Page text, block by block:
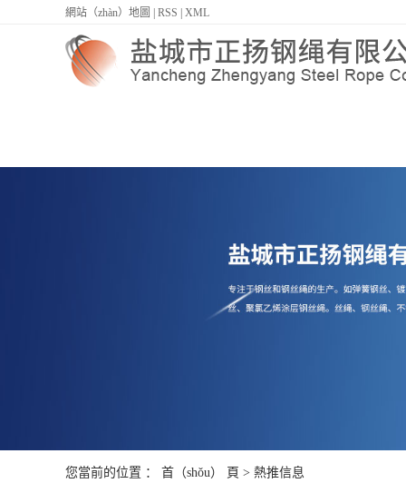
網站（zhàn）地圖 RSS XML
您當前的位置 ： 首（shǒu） 頁 > 熱推信息